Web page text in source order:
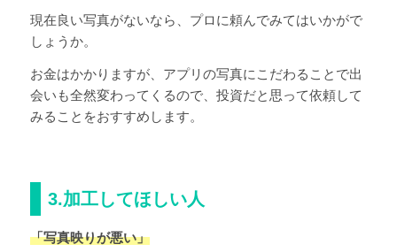
現在良い写真がないなら、プロに頼んでみてはいかがで
しょうか。
お金はかかりますが、アプリの写真にこだわることで出
会いも全然変わってくるので、投資だと思って依頼して
みることをおすすめします。
3.加工してほしい人
「写真映りが悪い」